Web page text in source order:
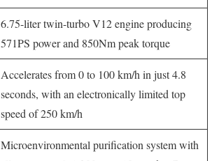
6.75-liter twin-turbo V12 engine producing
571PS power and 850Nm peak torque
Accelerates from 0 to 100 km/h in just 4.8
seconds, with an electronically limited top
speed of 250 km/h
Microenvironmental purification system with